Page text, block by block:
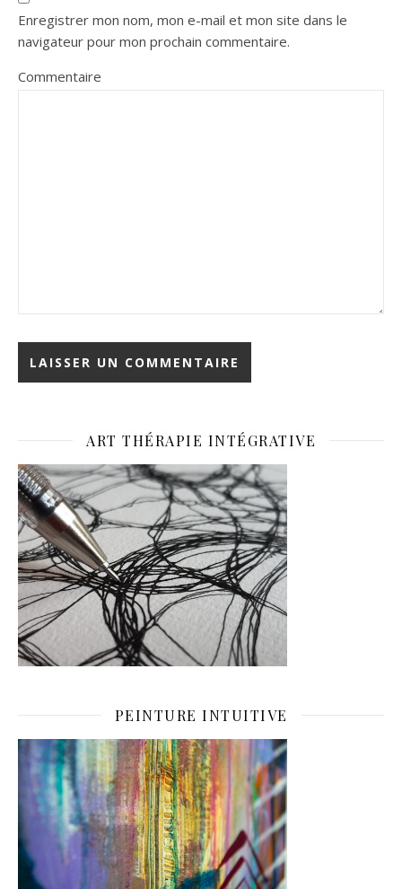
Enregistrer mon nom, mon e-mail et mon site dans le
navigateur pour mon prochain commentaire.
Commentaire
ART THÉRAPIE INTÉGRATIVE
PEINTURE INTUITIVE